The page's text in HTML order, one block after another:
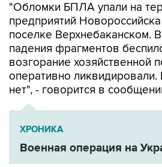
"Обломки БПЛА упали на
предприятий
поселке Верхнебаканском.
падения фрагментов
возгорание хозяйственной
оперативно
нет", - говорится в
ХРОНИКА
Военная операция на